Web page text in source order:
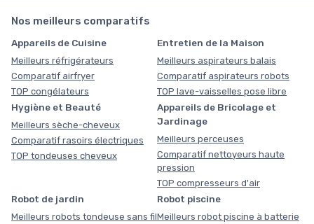
Nos meilleurs comparatifs
Appareils de Cuisine
Meilleurs réfrigérateurs
Comparatif airfryer
TOP congélateurs
Entretien de la Maison
Meilleurs aspirateurs balais
Comparatif aspirateurs robots
TOP lave-vaisselles pose libre
Hygiène et Beauté
Meilleurs sèche-cheveux
Comparatif rasoirs électriques
TOP tondeuses cheveux
Appareils de Bricolage et
Jardinage
Meilleurs perceuses
Comparatif nettoyeurs haute
pression
TOP compresseurs d'air
Robot de jardin
Meilleurs robots tondeuse sans fil
Robot piscine
Meilleurs robot piscine à batterie